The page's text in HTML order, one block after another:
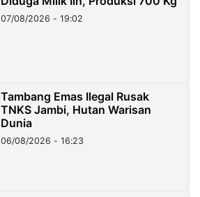
07/08/2026 - 19:02
Tambang Emas Ilegal Rusak
TNKS Jambi, Hutan Warisan
Dunia
06/08/2026 - 16:23